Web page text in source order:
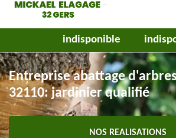
indisponible
Entreprise abattage
32110: jardinier qualifié
NOS REALISATIONS